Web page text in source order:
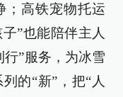
；高铁宠物托运
”也能陪伴主人
行”服务，为冰雪
的“新”，把“人